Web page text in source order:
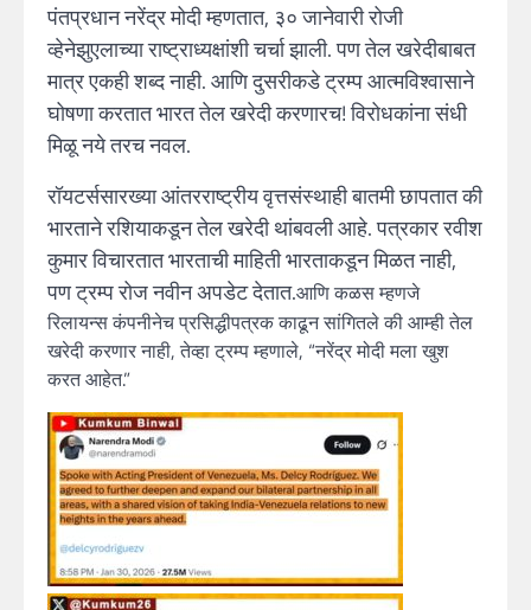
पंतप्रधान नरेंद्र मोदी म्हणतात, ३० जानेवारी रोजी
व्हेनेझुएलाच्या राष्ट्राध्यक्षांशी चर्चा झाली. पण तेल खरेदीबाबत
मात्र एकही शब्द नाही. आणि दुसरीकडे ट्रम्प आत्मविश्वासाने
घोषणा करतात भारत तेल खरेदी करणारच! विरोधकांना संधी
मिळू नये तरच नवल.
रॉयटर्ससारख्या आंतरराष्ट्रीय वृत्तसंस्थाही बातमी छापतात की
भारताने रशियाकडून तेल खरेदी थांबवली आहे. पत्रकार रवीश
कुमार विचारतात भारताची माहिती भारताकडून मिळत नाही,
पण ट्रम्प रोज नवीन अपडेट देतात.आणि कळस म्हणजे
रिलायन्स कंपनीनेच प्रसिद्धीपत्रक काढून सांगितले की आम्ही तेल
खरेदी करणार नाही, तेव्हा ट्रम्प म्हणाले, “नरेंद्र मोदी मला खुश
करत आहेत.”